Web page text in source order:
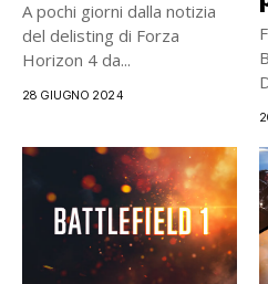
A pochi giorni dalla notizia
del delisting di Forza
Horizon 4 da...
28 GIUGNO 2024